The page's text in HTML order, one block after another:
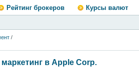
Рейтинг брокеров Курсы валют
/
в Apple Corp.